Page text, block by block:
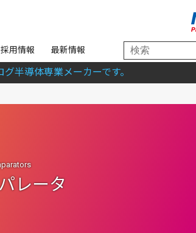
採用情報 最新情報
半導体専業メーカーです。
レータ